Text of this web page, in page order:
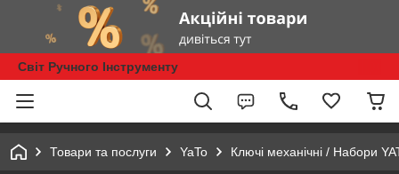
Світ Ручного Інструменту
Товари та послуги YaTo Ключі механічні / Набори